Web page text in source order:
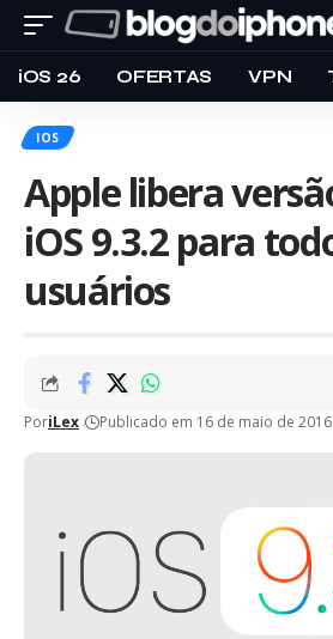
iOS 26 OFERTAS VPN
IOS
Apple libera
iOS 9.3.2 para
usuários
PoriLex Publicado em 16 de maio de 2016